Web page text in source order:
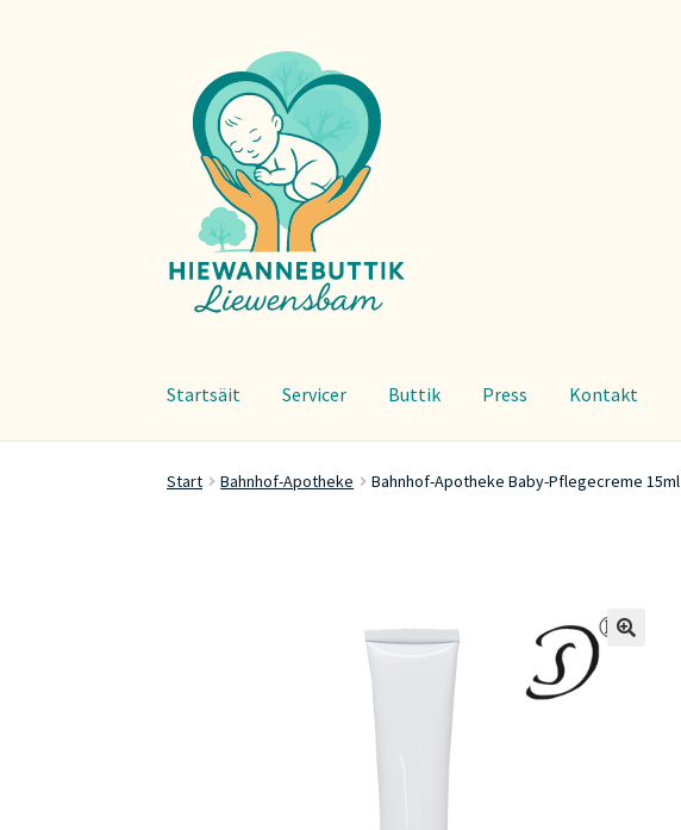
Navigation
springen
Inhalt
springen
Startsäit Servicer Buttik Press Kontakt
Start Bahnhof-Apotheke Bahnhof-Apotheke Baby-Pflegecreme 15ml